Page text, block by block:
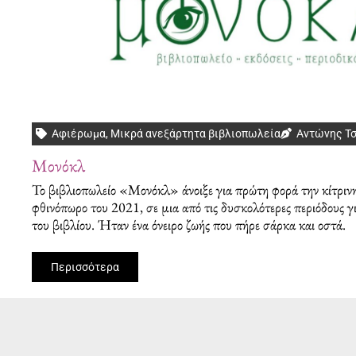
Αφιέρωμα, Μικρά ανεξάρτητα βιβλιοπωλεία Αντώνης
Μονόκλ
Το βιβλιοπωλείο «Μονόκλ» άνοιξε για πρώτη φορά την
φθινόπωρο του 2021, σε μια από τις δυσκολότερες περιόδους
του βιβλίου. Ήταν ένα όνειρο ζωής που πήρε σάρκα και οστά.
Περισσότερα